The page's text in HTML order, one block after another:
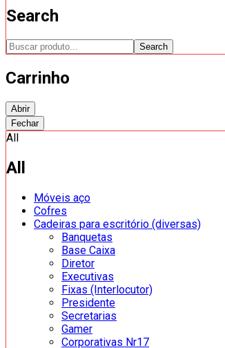
Search
Search
Carrinho
Abrir
Fechar
All
All
Móveis aço
Cofres
Cadeiras para escritório (diversas)
Banquetas
Base Caixa
Diretor
Executivas
Fixas (Interlocutor)
Presidente
Secretarias
Gamer
Corporativas Nr17